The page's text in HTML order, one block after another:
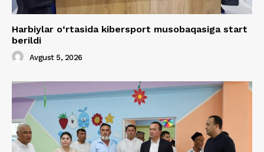
Harbiylar o‘rtasida kibersport musobaqasiga start
berildi
Avgust 5, 2026